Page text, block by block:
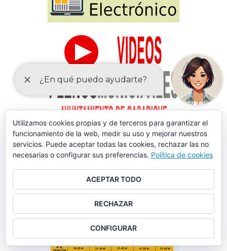
Utilizamos cookies propias y de terceros para garantizar el
funcionamiento de la web, medir su uso y mejorar nuestros
servicios. Puede aceptar todas las cookies, rechazar las no
necesarias o configurar sus preferencias. Política de cookies
ACEPTAR TODO
RECHAZAR
CONFIGURAR